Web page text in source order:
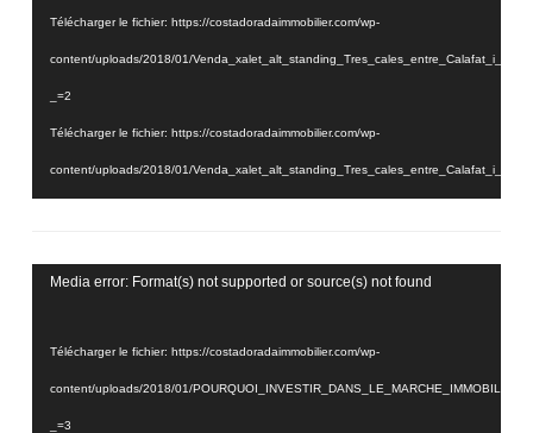
Télécharger le fichier: https://costadoradaimmobilier.com/wp-
content/uploads/2018/01/
_=2
Télécharger le fichier: https://costadoradaimmobilier.com/wp-
content/uploads/2018/01/
Lecteur
Media error: Format(s) not supported or source(s) not found
Télécharger le fichier: https://costadoradaimmobilier.com/wp-
content/uploads/2018/01/
_=3